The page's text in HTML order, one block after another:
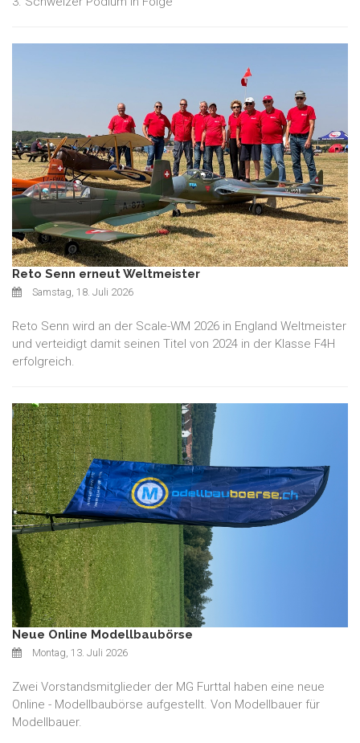
Reto Senn erneut Weltmeister
Samstag, 18. Juli 2026
Reto Senn wird an der Scale-WM 2026 in England Weltmeister
und verteidigt damit seinen Titel von 2024 in der Klasse F4H
erfolgreich.
Neue Online Modellbaubörse
Montag, 13. Juli 2026
Zwei Vorstandsmitglieder der MG Furttal haben eine neue
Online - Modellbaubörse aufgestellt. Von Modellbauer für
Modellbauer.